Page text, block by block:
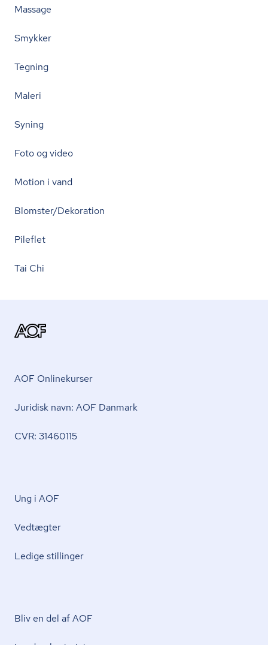
Massage
Smykker
Tegning
Maleri
Syning
Foto og video
Motion i vand
Blomster/Dekoration
Pileflet
Tai Chi
AOF Onlinekurser
Juridisk navn: AOF Danmark
CVR: 31460115
Ung i AOF
Vedtægter
Ledige stillinger
Bliv en del af AOF